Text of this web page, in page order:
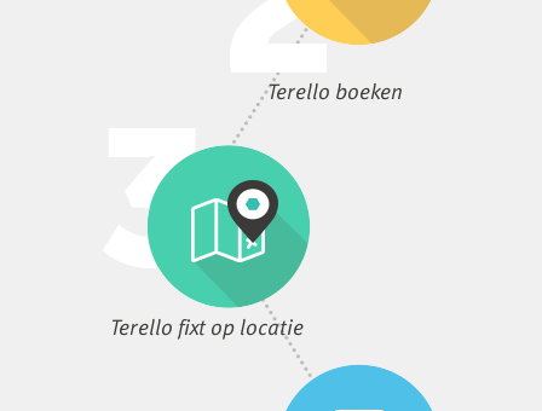
Terello boeken
Terello fixt op locatie